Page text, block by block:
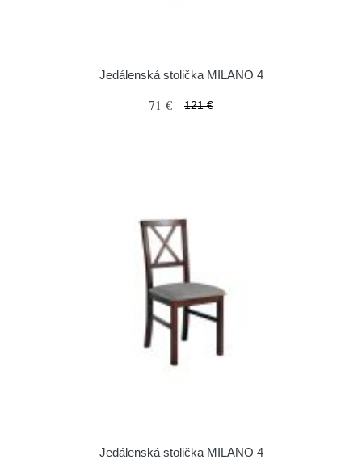
Jedálenská stolička MILANO 4
71 € 121 €
Jedálenská stolička MILANO 4